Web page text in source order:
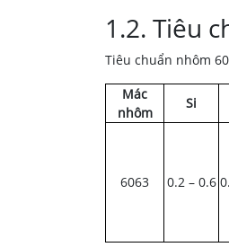
1.2. Tiêu
Tiêu chuẩn nhôm
Mác
nhôm
Si
6063 0.2 – 0.6